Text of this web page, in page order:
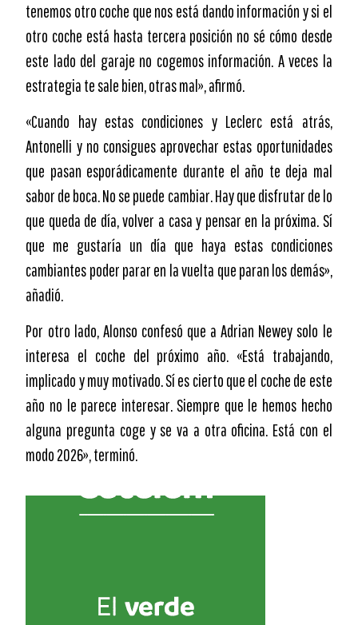
tenemos otro coche que nos está dando información y si el
otro coche está hasta tercera posición no sé cómo desde
este lado del garaje no cogemos información. A veces la
estrategia te sale bien, otras mal», afirmó.
«Cuando hay estas condiciones y Leclerc está atrás,
Antonelli y no consigues aprovechar estas oportunidades
que pasan esporádicamente durante el año te deja mal
sabor de boca. No se puede cambiar. Hay que disfrutar de lo
que queda de día, volver a casa y pensar en la próxima. Sí
que me gustaría un día que haya estas condiciones
cambiantes poder parar en la vuelta que paran los demás»,
añadió.
Por otro lado, Alonso confesó que a Adrian Newey solo le
interesa el coche del próximo año. «Está trabajando,
implicado y muy motivado. Sí es cierto que el coche de este
año no le parece interesar. Siempre que le hemos hecho
alguna pregunta coge y se va a otra oficina. Está con el
modo 2026», terminó.